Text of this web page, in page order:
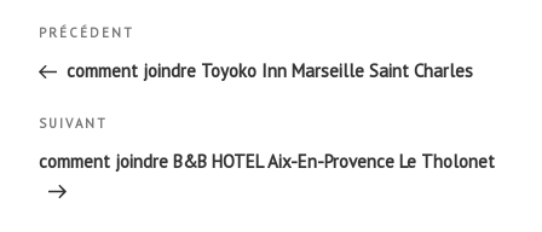
Navigation
de
l’article
Article
précédent
PRÉCÉDENT
comment joindre Toyoko Inn Marseille Saint Charles
Article
suivant
SUIVANT
comment joindre B&B HOTEL Aix-En-Provence Le Tholonet